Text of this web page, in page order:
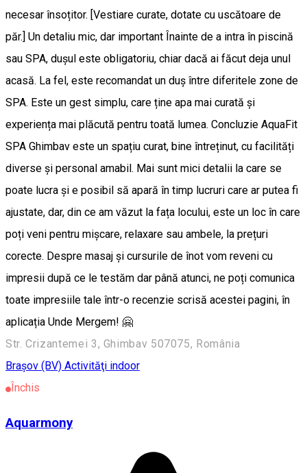
necesar însoțitor. [Vestiare curate, dotate cu uscătoare de
păr.] Un detaliu mic, dar important Înainte de a intra în piscină
sau SPA, dușul este obligatoriu, chiar dacă ai făcut deja unul
acasă. La fel, este recomandat un duș între diferitele zone de
SPA. Este un gest simplu, care ține apa mai curată și
experiența mai plăcută pentru toată lumea. Concluzie AquaFit
SPA Ghimbav este un spațiu curat, bine întreținut, cu facilități
diverse și personal amabil. Mai sunt mici detalii la care se
poate lucra și e posibil să apară în timp lucruri care ar putea fi
ajustate, dar, din ce am văzut la fața locului, este un loc în care
poți veni pentru mișcare, relaxare sau ambele, la prețuri
corecte. Despre masaj și cursurile de înot vom reveni cu
impresii după ce le testăm dar până atunci, ne poți comunica
toate impresiile tale într-o recenzie scrisă acestei pagini, în
aplicația Unde Mergem! 🤗
Str. Crizantemei 3, Ghimbav 507075, România
Braşov (BV) Activităţi indoor
Închis
Aquarmony